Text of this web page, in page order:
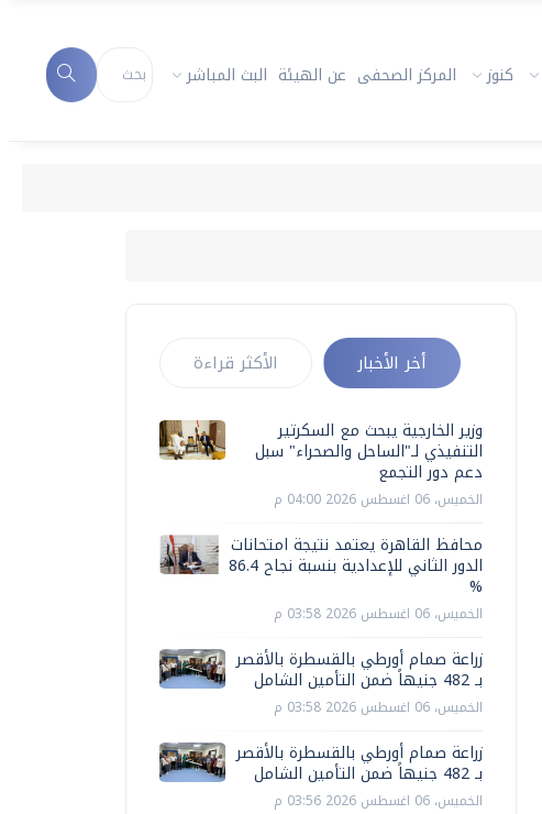
كنوز المركز الصحفى عن الهيئة البث المباشر
أخر الأخبار الأكثر قراءة
وزير الخارجية يبحث مع السكرتير
التنفيذي لـ"الساحل والصحراء" سبل
دعم دور التجمع
الخميس، 06 اغسطس 2026 04:00 م
محافظ القاهرة يعتمد نتيجة امتحانات
الدور الثاني للإعدادية بنسبة نجاح 86.4
%
الخميس، 06 اغسطس 2026 03:58 م
زراعة صمام أورطي بالقسطرة بالأقصر
بـ 482 جنيهاً ضمن التأمين الشامل
الخميس، 06 اغسطس 2026 03:58 م
زراعة صمام أورطي بالقسطرة بالأقصر
بـ 482 جنيهاً ضمن التأمين الشامل
الخميس، 06 اغسطس 2026 03:56 م